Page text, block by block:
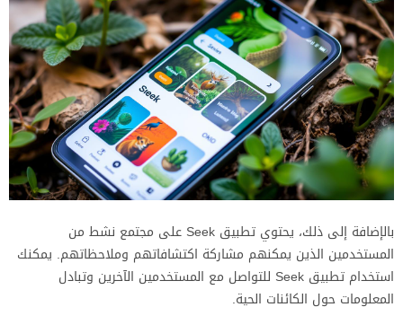
بالإضافة إلى ذلك، يحتوي تطبيق Seek على مجتمع نشط من
المستخدمين الذين يمكنهم مشاركة اكتشافاتهم وملاحظاتهم. يمكنك
استخدام تطبيق Seek للتواصل مع المستخدمين الآخرين وتبادل
المعلومات حول الكائنات الحية.